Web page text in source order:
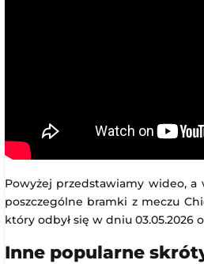
Powyżej przedstawiamy wideo,
poszczególne bramki z meczu
który odbył się w dniu 03.05.2026
Inne popularne